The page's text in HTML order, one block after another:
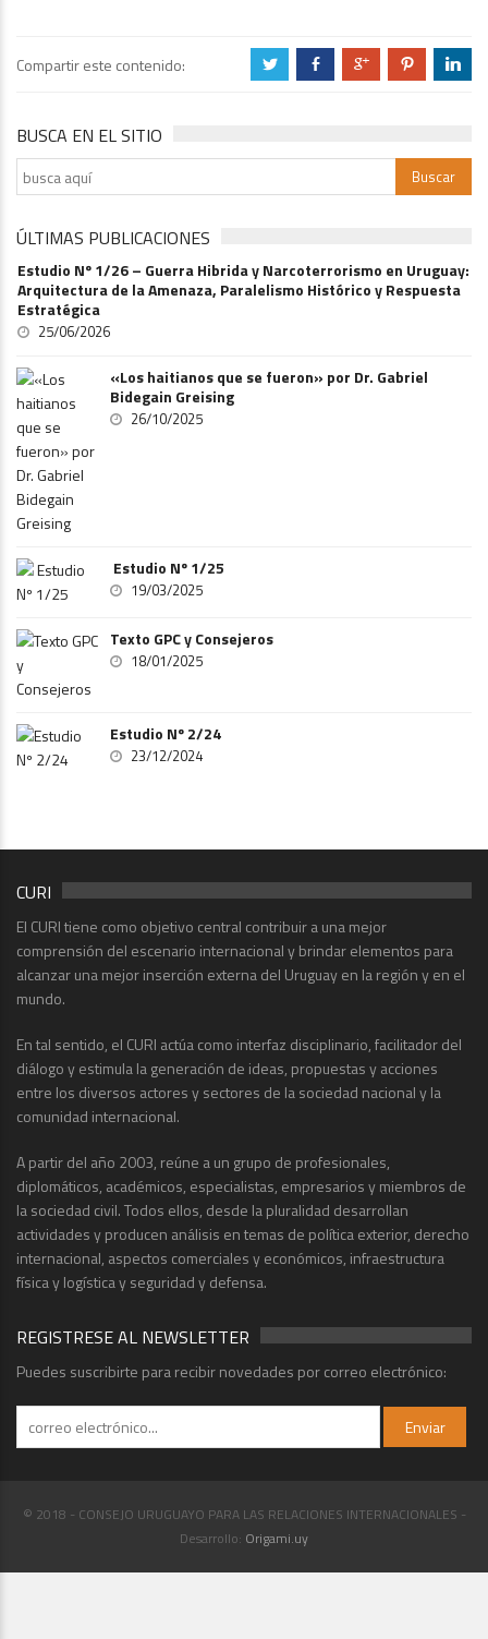
Compartir este contenido: a b c d j
BUSCA EN EL SITIO
ÚLTIMAS PUBLICACIONES
Estudio Nº 1/26 – Guerra Hibrida y Narcoterrorismo en Uruguay:
Arquitectura de la Amenaza, Paralelismo Histórico y Respuesta
Estratégica
25/06/2026
«Los haitianos que se fueron» por Dr. Gabriel
Bidegain Greising
26/10/2025
Estudio Nº 1/25
19/03/2025
Texto GPC y Consejeros
18/01/2025
Estudio Nº 2/24
23/12/2024
CURI
El CURI tiene como objetivo central contribuir a una mejor
comprensión del escenario internacional y brindar elementos para
alcanzar una mejor inserción externa del Uruguay en la región y en el
mundo.
En tal sentido, el CURI actúa como interfaz disciplinario, facilitador del
diálogo y estimula la generación de ideas, propuestas y acciones
entre los diversos actores y sectores de la sociedad nacional y la
comunidad internacional.
A partir del año 2003, reúne a un grupo de profesionales,
diplomáticos, académicos, especialistas, empresarios y miembros de
la sociedad civil. Todos ellos, desde la pluralidad desarrollan
actividades y producen análisis en temas de política exterior, derecho
internacional, aspectos comerciales y económicos, infraestructura
física y logística y seguridad y defensa.
REGISTRESE AL NEWSLETTER
Puedes suscribirte para recibir novedades por correo electrónico:
© 2018 - CONSEJO URUGUAYO PARA LAS RELACIONES INTERNACIONALES -
Desarrollo: Origami.uy